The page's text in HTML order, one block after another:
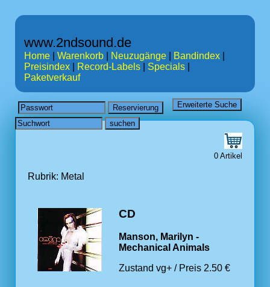
www.2ndsound.de
Home Warenkorb Neuzugänge Bandindex
Preisindex
Record-Labels Specials
Paketverkauf
0 Artikel
Rubrik: Metal
CD
Manson, Marilyn -
Mechanical Animals
Zustand vg+ / Preis 2.50 €